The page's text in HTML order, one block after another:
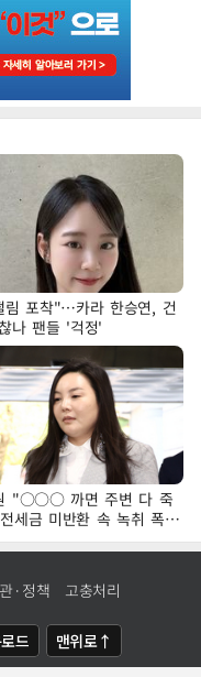
림 포착"…카라 한승연, 건
나 팬들 '걱정'
"○○○ 까면 주변 다 죽
세금 미반환 속 녹취 폭로
·정책 고충처리
드 맨위로↑